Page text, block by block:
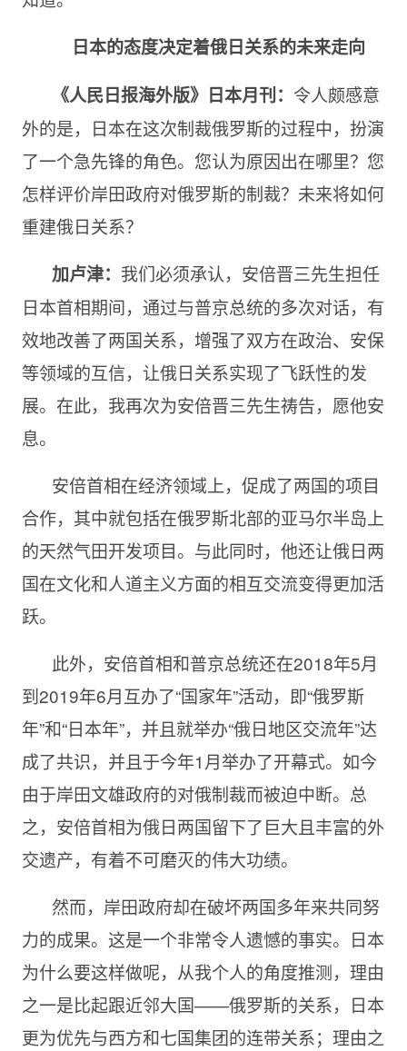
日本的态度决定着俄日关系的未来走向
《人民日报海外版》日本月刊： 令人颇感意
外的是，日本在这次制裁俄罗斯的过程中，扮演
了一个急先锋的角色。您认为原因出在哪里？您
怎样评价岸田政府对俄罗斯的制裁？未来将如何
重建俄日关系？
加卢津： 我们必须承认，安倍晋三先生担任
日本首相期间，通过与普京总统的多次对话，有
效地改善了两国关系，增强了双方在政治、安保
等领域的互信，让俄日关系实现了飞跃性的发
展。在此，我再次为安倍晋三先生祷告，愿他安
息。
安倍首相在经济领域上，促成了两国的项目
合作，其中就包括在俄罗斯北部的亚马尔半岛上
的天然气田开发项目。与此同时，他还让俄日两
国在文化和人道主义方面的相互交流变得更加活
跃。
此外，安倍首相和普京总统还在2018年5月
到2019年6月互办了“国家年”活动，即“俄罗斯
年”和“日本年”，并且就举办“俄日地区交流年”达
成了共识，并且于今年1月举办了开幕式。如今
由于岸田文雄政府的对俄制裁而被迫中断。总
之，安倍首相为俄日两国留下了巨大且丰富的外
交遗产，有着不可磨灭的伟大功绩。
然而，岸田政府却在破坏两国多年来共同努
力的成果。这是一个非常令人遗憾的事实。日本
为什么要这样做呢，从我个人的角度推测，理由
之一是比起跟近邻大国——俄罗斯的关系，日本
更为优先与西方和七国集团的连带关系；理由之